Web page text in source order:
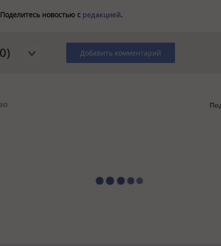
новостью с редакцией.
Добавить комментарий